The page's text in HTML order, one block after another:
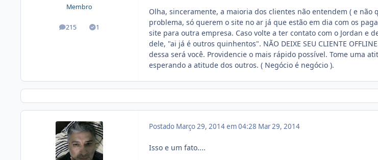
Membro
215
posts 1
Soluções
Olha, sinceramente, a maioria dos clientes não entendem ( e não
problema, só querem o site no ar já que estão em dia com os
site para outra empresa. Caso volte a ter contato com o Jordan e
dele, "ai já é outros quinhentos". NÃO DEIXE SEU CLIENTE
dessa será você. Providencie o mais rápido possível. Tome uma
esperando a atitude dos outros. ( Negócio é negócio ).
Postado Março 29, 2014 em 04:28 Mar 29, 2014
Isso e um fato....